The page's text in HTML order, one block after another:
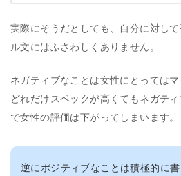
実際にそうだとしても、自分に対し
ル文にはふさわしくありません。
ネガティブなことは女性にとってはマ
どれだけスペックが高くてもネガテ
で女性の評価は下がってしまいます。
逆にポジティブなことは積極的に